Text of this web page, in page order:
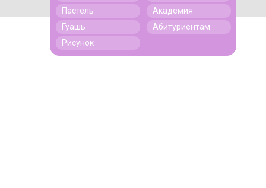
Пастель
Гуашь
Рисунок
Академия
Абитуриентам